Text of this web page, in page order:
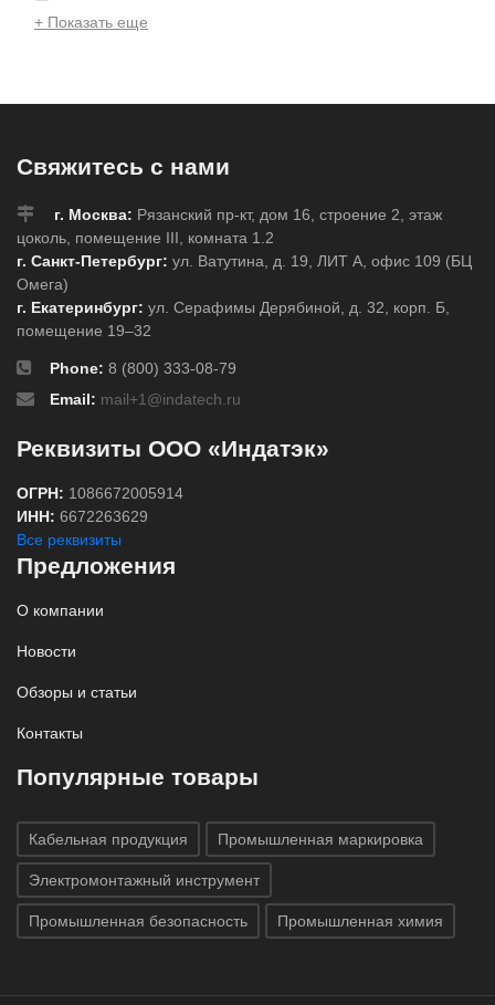
+ Показать еще
Свяжитесь с нами
г. Москва: Рязанский пр-кт, дом 16, строение 2, этаж
цоколь, помещение III, комната 1.2
г. Санкт-Петербург: ул. Ватутина, д. 19, ЛИТ А, офис 109 (БЦ
Омега)
г. Екатеринбург: ул. Серафимы Дерябиной, д. 32, корп. Б,
помещение 19–32
Phone: 8 (800) 333-08-79
Email: mail+1@indatech.ru
Реквизиты ООО «Индатэк»
ОГРН: 1086672005914
ИНН: 6672263629
Все реквизиты
Предложения
О компании
Новости
Обзоры и статьи
Контакты
Популярные товары
Кабельная продукция Промышленная маркировка
Электромонтажный инструмент
Промышленная безопасность Промышленная химия